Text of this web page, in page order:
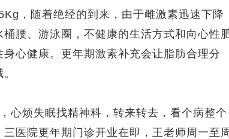
，随着绝经的到来，由于雌激素迅速下降
腰、游泳圈，不健康的生活方式和向心性
心健康。更年期激素补充会让脂肪合理分
心烦失眠找精神科，转来转去，看个病整个
医院更年期门诊开业在即，王老师周一至